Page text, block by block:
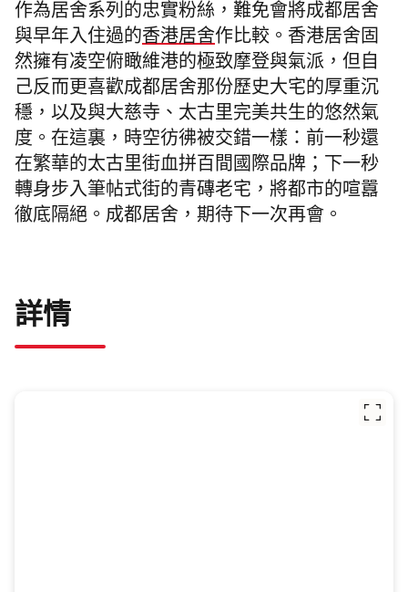
作為居舍系列的忠實粉絲，難免會將成都居舍
與早年入住過的香港居舍作比較。香港居舍固
然擁有凌空俯瞰維港的極致摩登與氣派，但自
己反而更喜歡成都居舍那份歷史大宅的厚重沉
穩，以及與大慈寺、太古里完美共生的悠然氣
度。在這裏，時空彷彿被交錯一樣：前一秒還
在繁華的太古里街血拼百間國際品牌；下一秒
轉身步入筆帖式街的青磚老宅，將都市的喧囂
徹底隔絕。成都居舍，期待下一次再會。
詳情